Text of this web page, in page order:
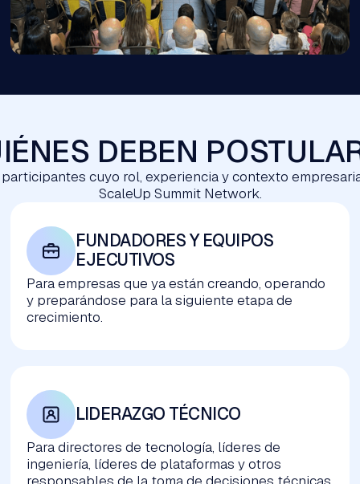
DEBEN
cuyo rol, experiencia y contexto
ScaleUp Summit Network.
FUNDADORES Y EQUIPOS
EJECUTIVOS
Para empresas que ya están creando, operando
y preparándose para la siguiente etapa de
crecimiento.
LIDERAZGO TÉCNICO
Para directores de tecnología, líderes de
ingeniería, líderes de plataformas y otros